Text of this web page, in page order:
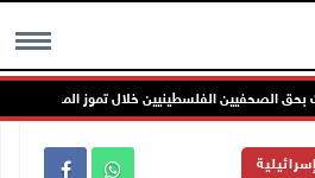
MENU